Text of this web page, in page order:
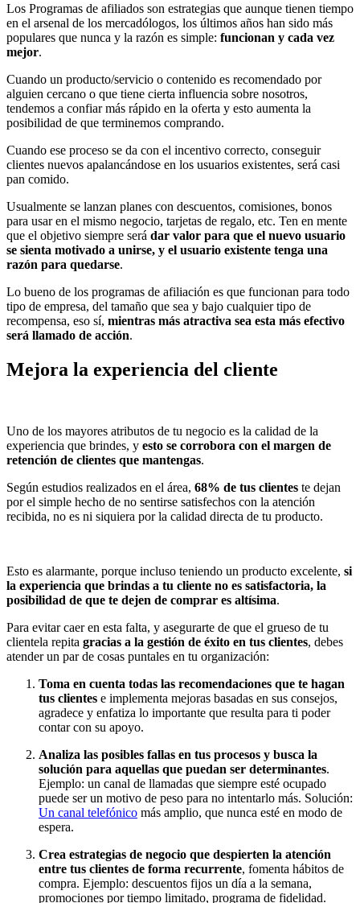
Los Programas de afiliados son estrategias que aunque tienen tiempo
en el arsenal de los mercadólogos, los últimos años han sido más
populares que nunca y la razón es simple: funcionan y cada vez
mejor.
Cuando un producto/servicio o contenido es recomendado por
alguien cercano o que tiene cierta influencia sobre nosotros,
tendemos a confiar más rápido en la oferta y esto aumenta la
posibilidad de que terminemos comprando.
Cuando ese proceso se da con el incentivo correcto, conseguir
clientes nuevos apalancándose en los usuarios existentes, será casi
pan comido.
Usualmente se lanzan planes con descuentos, comisiones, bonos
para usar en el mismo negocio, tarjetas de regalo, etc. Ten en mente
que el objetivo siempre será dar valor para que el nuevo usuario
se sienta motivado a unirse, y el usuario existente tenga una
razón para quedarse.
Lo bueno de los programas de afiliación es que funcionan para todo
tipo de empresa, del tamaño que sea y bajo cualquier tipo de
recompensa, eso sí, mientras más atractiva sea esta más efectivo
será llamado de acción.
Mejora la experiencia del cliente
Uno de los mayores atributos de tu negocio es la calidad de la
experiencia que brindes, y esto se corrobora con el margen de
retención de clientes que mantengas.
Según estudios realizados en el área, 68% de tus clientes te dejan
por el simple hecho de no sentirse satisfechos con la atención
recibida, no es ni siquiera por la calidad directa de tu producto.
Esto es alarmante, porque incluso teniendo un producto excelente, si
la experiencia que brindas a tu cliente no es satisfactoria, la
posibilidad de que te dejen de comprar es altísima.
Para evitar caer en esta falta, y asegurarte de que el grueso de tu
clientela repita gracias a la gestión de éxito en tus clientes, debes
atender un par de cosas puntales en tu organización:
Toma en cuenta todas las recomendaciones que te hagan
tus clientes e implementa mejoras basadas en sus consejos,
agradece y enfatiza lo importante que resulta para ti poder
contar con su apoyo.
Analiza las posibles fallas en tus procesos y busca la
solución para aquellas que puedan ser determinantes.
Ejemplo: un canal de llamadas que siempre esté ocupado
puede ser un motivo de peso para no intentarlo más. Solución:
Un canal telefónico más amplio, que nunca esté en modo de
espera.
Crea estrategias de negocio que despierten la atención
entre tus clientes de forma recurrente, fomenta hábitos de
compra. Ejemplo: descuentos fijos un día a la semana,
promociones por tiempo limitado, programa de fidelidad.